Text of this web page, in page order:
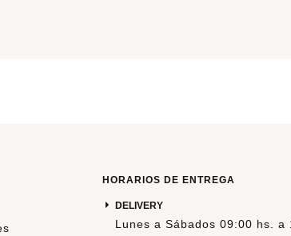
HORARIOS DE ENTREGA
DELIVERY
Lunes a Sábados 09:00 hs. a